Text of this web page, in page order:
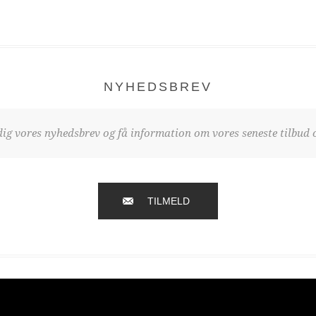
NYHEDSBREV
vores nyhedsbrev og få information om vores seneste tilbud
TILMELD